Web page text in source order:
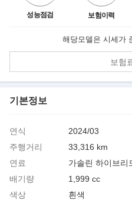
성능점검 보험이력
해당모델은 시세가
보험
기본정보
연식
2024/03
주행거리
33,316 km
연료
가솔린 하이브리
배기량
1,999 cc
색상
흰색